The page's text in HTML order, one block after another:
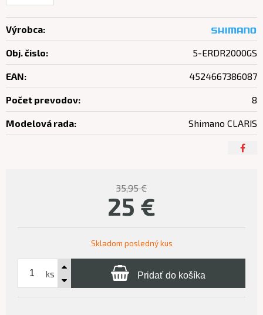
35,95 €
25 €
Skladom posledný kus
ks Pridať do košíka
Výrobca:
Obj. čislo: 5-ERDR2000GS
EAN: 4524667386087
Počet prevodov: 8
Modelová rada: Shimano CLARIS